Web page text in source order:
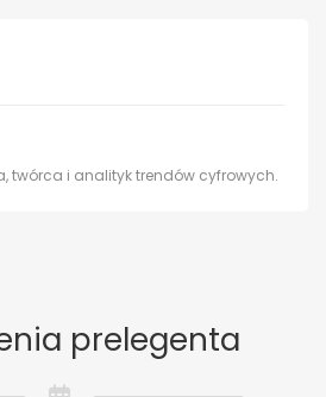
twórca i analityk trendów cyfrowych.
prelegenta